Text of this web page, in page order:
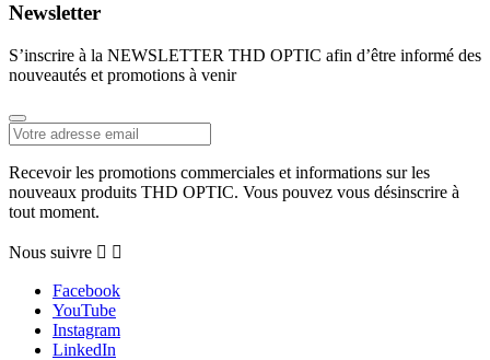
Newsletter
S’inscrire à la NEWSLETTER THD OPTIC afin d’être informé des
nouveautés et promotions à venir
Recevoir les promotions commerciales et informations sur les
nouveaux produits THD OPTIC. Vous pouvez vous désinscrire à
tout moment.
Nous suivre  
Facebook
YouTube
Instagram
LinkedIn